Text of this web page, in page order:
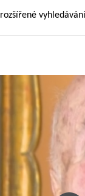
rozšířené vyhledávání